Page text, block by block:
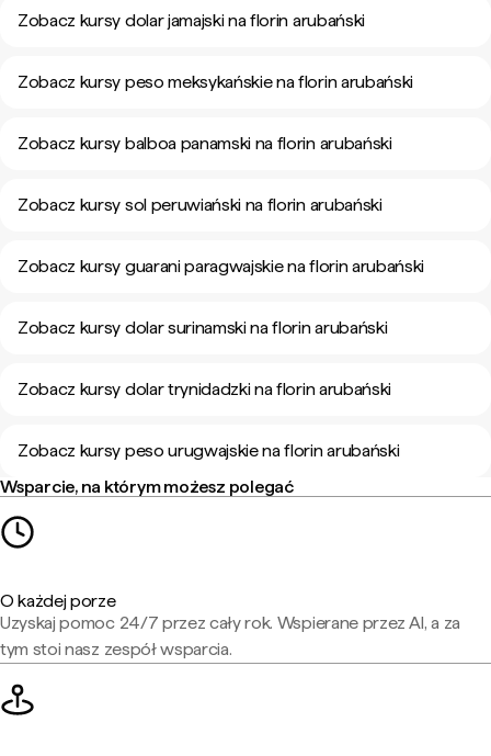
Zobacz kursy dolar jamajski na florin arubański
Zobacz kursy peso meksykańskie na florin arubański
Zobacz kursy balboa panamski na florin arubański
Zobacz kursy sol peruwiański na florin arubański
Zobacz kursy guarani paragwajskie na florin arubański
Zobacz kursy dolar surinamski na florin arubański
Zobacz kursy dolar trynidadzki na florin arubański
Zobacz kursy peso urugwajskie na florin arubański
Wsparcie, na którym możesz polegać
O każdej porze
Uzyskaj pomoc 24/7 przez cały rok. Wspierane przez AI, a za
tym stoi nasz zespół wsparcia.